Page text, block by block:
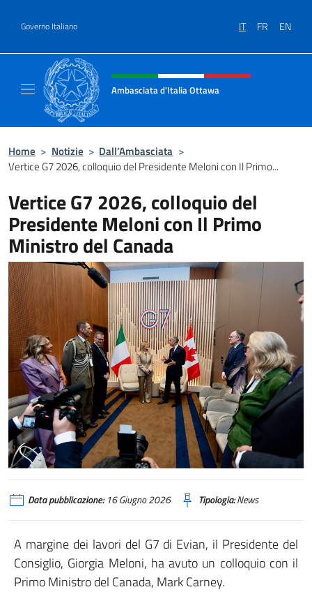
Governo Italiano IT FR EN
Intestazione sito, social e menù
Ambasciata d'Italia Ottawa
Home > Notizie > Dall’Ambasciata >
Vertice G7 2026, colloquio del Presidente Meloni con Il Primo...
Vertice G7 2026, colloquio del
Presidente Meloni con Il Primo
Ministro del Canada
Data pubblicazione:16 Giugno 2026 Tipologia:News
A margine dei lavori del G7 di Evian, il Presidente del
Consiglio, Giorgia Meloni, ha avuto un colloquio con il
Primo Ministro del Canada, Mark Carney.